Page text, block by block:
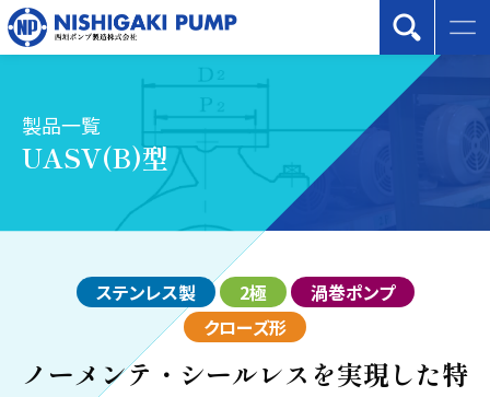
製品一覧
UASV(B)型
ステンレス製 2極
渦巻ポンプ
クローズ形
ノーメンテ・シールレスを実現した特